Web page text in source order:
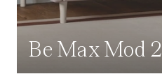
Be Max Mod 2